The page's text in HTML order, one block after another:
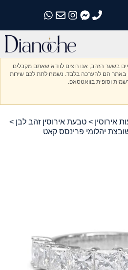
התקשרו אלינו
התקשרו אלינו
התקשרו אלינו
התקשרו אלינו
התקשרו אלינו
בשער הזהב, אנו רוצים לוודא שאתם מקבלים
באתר הם להערכה בלבד. נשמח לתת לכם שירות
וסופית בוואטסאפ.
אירוסין > טבעת אירוסין זהב לבן >
יהלומי פרינסס קאט